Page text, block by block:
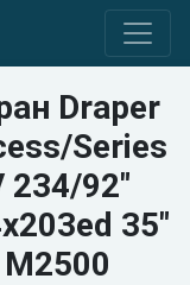
Draper
Series
234/92"
35"
M2500